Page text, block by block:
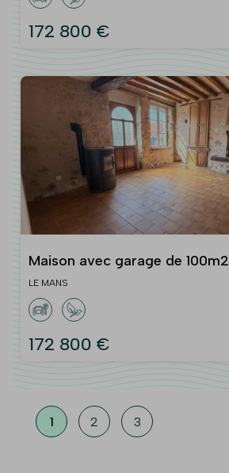
172 800 €
Maison avec garage de 100m2
LE MANS
172 800 €
1 2 3